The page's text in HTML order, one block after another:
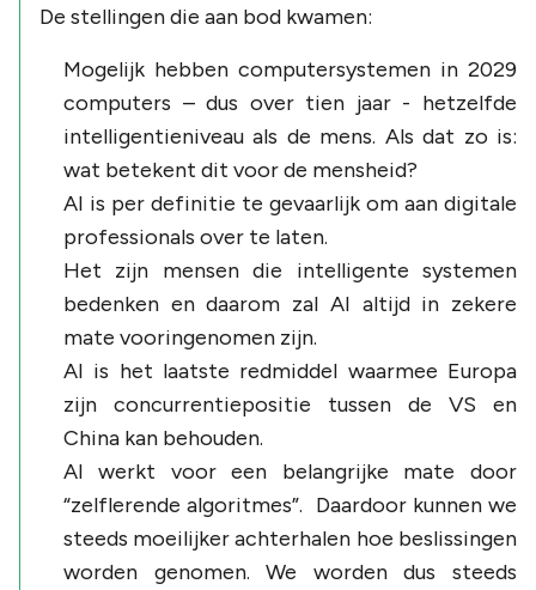
De stellingen die aan bod kwamen:
Mogelijk hebben computersystemen in 2029
computers – dus over tien jaar - hetzelfde
intelligentieniveau als de mens. Als dat zo is:
wat betekent dit voor de mensheid?
AI is per definitie te gevaarlijk om aan digitale
professionals over te laten.
Het zijn mensen die intelligente systemen
bedenken en daarom zal AI altijd in zekere
mate vooringenomen zijn.
AI is het laatste redmiddel waarmee Europa
zijn concurrentiepositie tussen de VS en
China kan behouden.
AI werkt voor een belangrijke mate door
“zelflerende algoritmes”. Daardoor kunnen we
steeds moeilijker achterhalen hoe beslissingen
worden genomen. We worden dus steeds